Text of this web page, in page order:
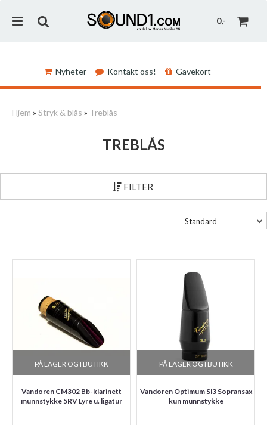
0,-
Nyheter Kontakt oss! Gavekort
Hjem » Stryk & blås » Treblås
TREBLÅS
FILTER
Standard
PÅ LAGER OG I BUTIKK
Vandoren CM302 Bb-klarinett
munnstykke 5RV Lyre u. ligatur
PÅ LAGER OG I BUTIKK
Vandoren Optimum Sl3 Sopransax
kun munnstykke